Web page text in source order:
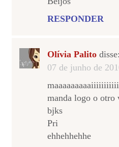
RESPONDER
Olívia Palito disse:
07 de junho de
manda logo o otro
bjks
Pri
ehhehhehhe